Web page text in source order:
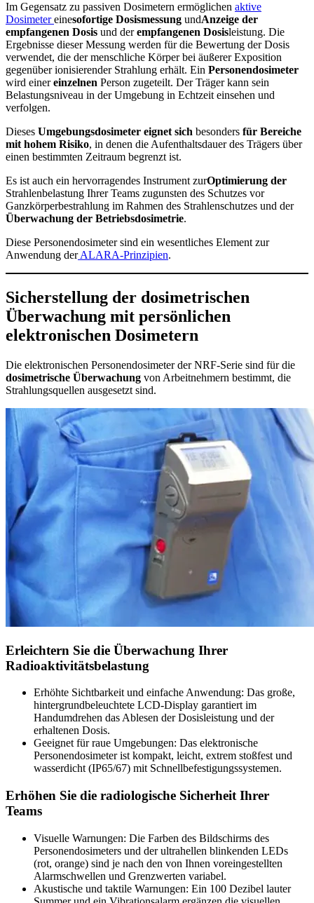
Im Gegensatz zu passiven Dosimetern ermöglichen aktive
Dosimetereinesofortige Dosismessung undAnzeige der
empfangenen Dosis und derempfangenen Dosisleistung. Die
Ergebnisse dieser Messung werden für die Bewertung der Dosis
verwendet, die der menschliche Körper bei äußerer Exposition
gegenüber ionisierender Strahlung erhält. Ein Personendosimeter
wird einereinzelnen Person zugeteilt. Der Träger kann sein
Belastungsniveau in der Umgebung in Echtzeit einsehen und
verfolgen.
Dieses Umgebungsdosimeter eignet sich besonders für Bereiche
mit hohem Risiko, in denen die Aufenthaltsdauer des Trägers über
einen bestimmten Zeitraum begrenzt ist.
Es ist auch ein hervorragendes Instrument zurOptimierung der
Strahlenbelastung Ihrer Teams zugunsten des Schutzes vor
Ganzkörperbestrahlung im Rahmen des Strahlenschutzes und der
Überwachung der Betriebsdosimetrie.
Diese Personendosimeter sind ein wesentliches Element zur
Anwendung derALARA-Prinzipien.
Sicherstellung der dosimetrischen
Überwachung mit persönlichen
elektronischen Dosimetern
Die elektronischen Personendosimeter der NRF-Serie sind für die
dosimetrische Überwachung von Arbeitnehmern bestimmt, die
Strahlungsquellen ausgesetzt sind.
Erleichtern Sie die Überwachung Ihrer
Radioaktivitätsbelastung
Erhöhte Sichtbarkeit und einfache Anwendung: Das große,
hintergrundbeleuchtete LCD-Display garantiert im
Handumdrehen das Ablesen der Dosisleistung und der
erhaltenen Dosis.
Geeignet für raue Umgebungen: Das elektronische
Personendosimeter ist kompakt, leicht, extrem stoßfest und
wasserdicht (IP65/67) mit Schnellbefestigungssystemen.
Erhöhen Sie die radiologische Sicherheit Ihrer
Teams
Visuelle Warnungen: Die Farben des Bildschirms des
Personendosimeters und der ultrahellen blinkenden LEDs
(rot, orange) sind je nach den von Ihnen voreingestellten
Alarmschwellen und Grenzwerten variabel.
Akustische und taktile Warnungen: Ein 100 Dezibel lauter